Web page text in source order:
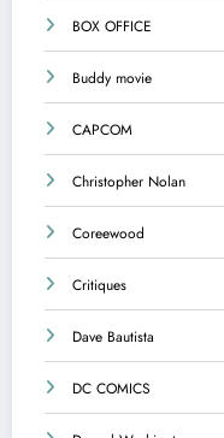
BOX OFFICE
Buddy movie
CAPCOM
Christopher Nolan
Coreewood
Critiques
Dave Bautista
DC COMICS